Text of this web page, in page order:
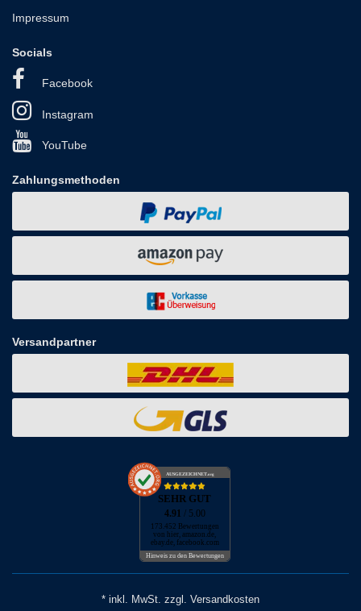
Impressum
Socials
Facebook
Instagram
YouTube
Zahlungsmethoden
Versandpartner
AUSGEZEICHNET.org
SEHR GUT
4.91 / 5.00
173.452 Bewertungen
von hier, amazon.de,
ebay.de, facebook.com
Hinweis zu den Bewertungen
* inkl. MwSt. zzgl. Versandkosten